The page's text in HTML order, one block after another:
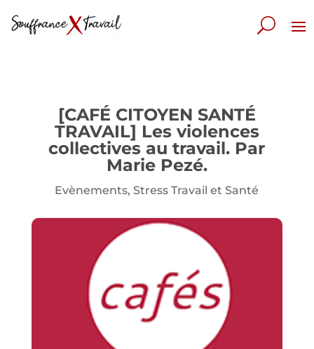
[CAFÉ CITOYEN SANTÉ
TRAVAIL] Les violences
collectives au travail. Par
Marie Pezé.
Evènements,Stress Travail et Santé